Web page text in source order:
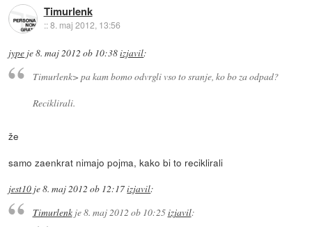
Timurlenk
::8. maj 2012, 13:56
jype je8. maj 2012 ob 10:38izjavil:
Timurlenk> pa kam bomo odvrgli vso to sranje, ko bo za odpad?
Reciklirali.
že
samo zaenkrat nimajo pojma, kako bi to reciklirali
jest10 je8. maj 2012 ob 12:17izjavil:
Timurlenkje8. maj 2012 ob 10:25izjavil: